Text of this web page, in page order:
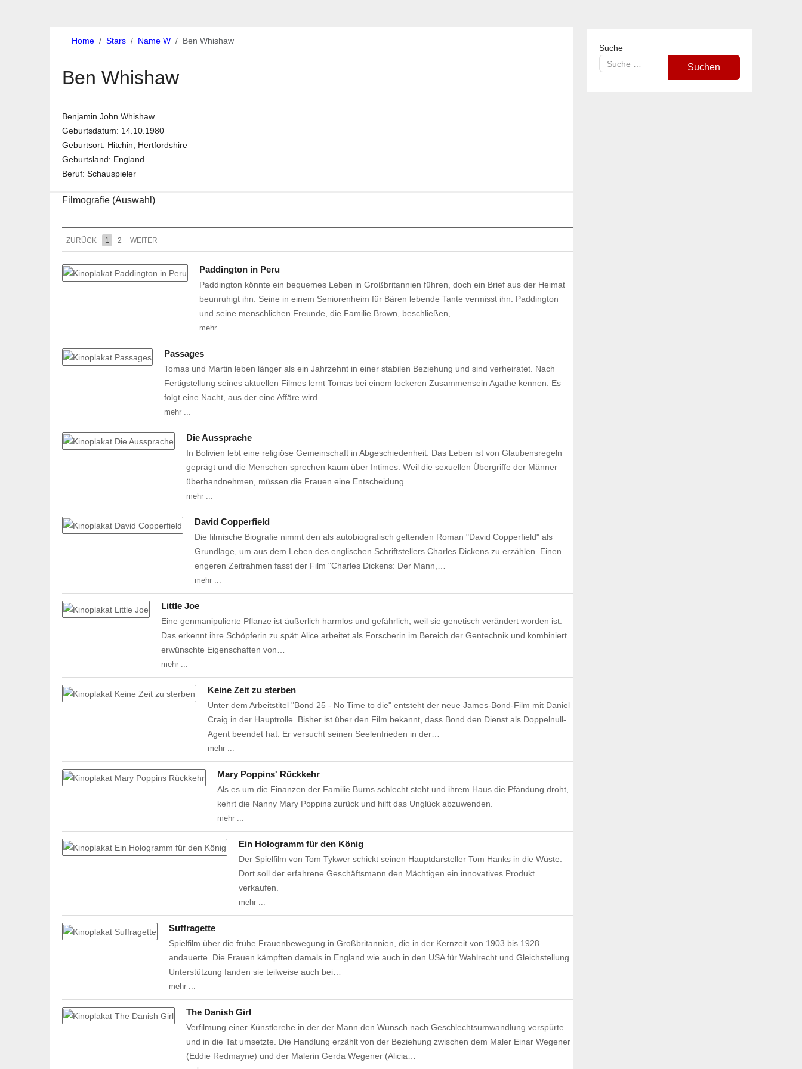
Home Stars Name W Ben Whishaw
Ben Whishaw
Benjamin John Whishaw
Geburtsdatum: 14.10.1980
Geburtsort: Hitchin, Hertfordshire
Geburtsland: England
Beruf: Schauspieler
Filmografie (Auswahl)
Paddington in Peru
Paddington könnte ein bequemes Leben in Großbritannien führen, doch ein Brief aus der Heimat
beunruhigt ihn. Seine in einem Seniorenheim für Bären lebende Tante vermisst ihn. Paddington
und seine menschlichen Freunde, die Familie Brown, beschließen,…
mehr ...
Passages
Tomas und Martin leben länger als ein Jahrzehnt in einer stabilen Beziehung und sind verheiratet. Nach
Fertigstellung seines aktuellen Filmes lernt Tomas bei einem lockeren Zusammensein Agathe kennen. Es
folgt eine Nacht, aus der eine Affäre wird.…
mehr ...
Die Aussprache
In Bolivien lebt eine religiöse Gemeinschaft in Abgeschiedenheit. Das Leben ist von Glaubensregeln
geprägt und die Menschen sprechen kaum über Intimes. Weil die sexuellen Übergriffe der Männer
überhandnehmen, müssen die Frauen eine Entscheidung…
mehr ...
David Copperfield
Die filmische Biografie nimmt den als autobiografisch geltenden Roman "David Copperfield" als
Grundlage, um aus dem Leben des englischen Schriftstellers Charles Dickens zu erzählen. Einen
engeren Zeitrahmen fasst der Film "Charles Dickens: Der Mann,…
mehr ...
Little Joe
Eine genmanipulierte Pflanze ist äußerlich harmlos und gefährlich, weil sie genetisch verändert worden ist.
Das erkennt ihre Schöpferin zu spät: Alice arbeitet als Forscherin im Bereich der Gentechnik und kombiniert
erwünschte Eigenschaften von…
mehr ...
Keine Zeit zu sterben
Unter dem Arbeitstitel "Bond 25 - No Time to die" entsteht der neue James-Bond-Film mit Daniel
Craig in der Hauptrolle. Bisher ist über den Film bekannt, dass Bond den Dienst als Doppelnull-
Agent beendet hat. Er versucht seinen Seelenfrieden in der…
mehr ...
Mary Poppins' Rückkehr
Als es um die Finanzen der Familie Burns schlecht steht und ihrem Haus die Pfändung droht,
kehrt die Nanny Mary Poppins zurück und hilft das Unglück abzuwenden.
mehr ...
Ein Hologramm für den König
Der Spielfilm von Tom Tykwer schickt seinen Hauptdarsteller Tom Hanks in die Wüste.
Dort soll der erfahrene Geschäftsmann den Mächtigen ein innovatives Produkt
verkaufen.
mehr ...
Suffragette
Spielfilm über die frühe Frauenbewegung in Großbritannien, die in der Kernzeit von 1903 bis 1928
andauerte. Die Frauen kämpften damals in England wie auch in den USA für Wahlrecht und Gleichstellung.
Unterstützung fanden sie teilweise auch bei…
mehr ...
The Danish Girl
Verfilmung einer Künstlerehe in der der Mann den Wunsch nach Geschlechtsumwandlung verspürte
und in die Tat umsetzte. Die Handlung erzählt von der Beziehung zwischen dem Maler Einar Wegener
(Eddie Redmayne) und der Malerin Gerda Wegener (Alicia…
ZURÜCK 1 2 WEITER
Suche
Suchen